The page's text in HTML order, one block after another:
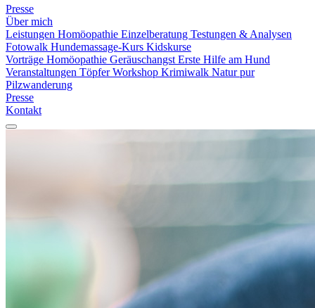
Presse
Über mich
Leistungen Homöopathie Einzelberatung Testungen & Analysen
Fotowalk Hundemassage-Kurs Kidskurse
Vorträge Homöopathie Geräuschangst Erste Hilfe am Hund
Veranstaltungen Töpfer Workshop Krimiwalk Natur pur
Pilzwanderung
Presse
Kontakt